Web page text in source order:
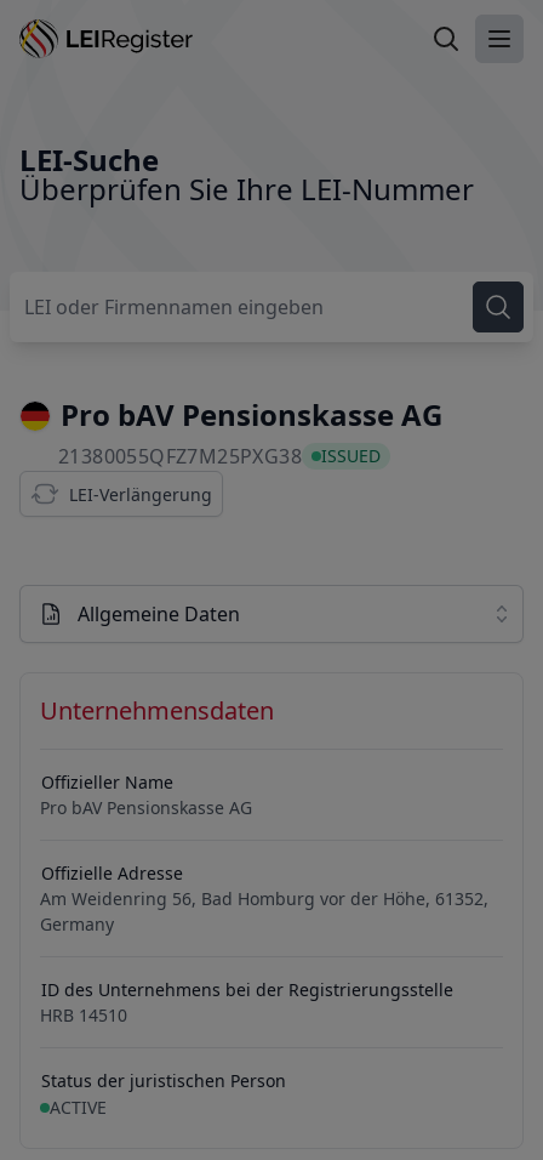
LEI suchen
LEI-Suche
Überprüfen Sie Ihre LEI-Nummer
Pro bAV Pensionskasse AG
21380055QFZ7M25PXG3821380055QFZ7M25PXG38
ISSUED
LEI-Verlängerung
Allgemeine Daten
Unternehmensdaten
Offizieller Name
Pro bAV Pensionskasse AG
Offizielle Adresse
Am Weidenring 56, Bad Homburg vor der Höhe, 61352,
Germany
ID des Unternehmens bei der Registrierungsstelle
HRB 14510
Status der juristischen Person
ACTIVE